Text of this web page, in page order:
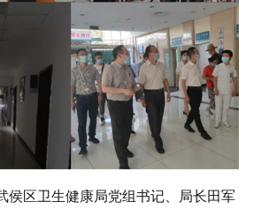
侯区卫生健康局党组书记、局长田军